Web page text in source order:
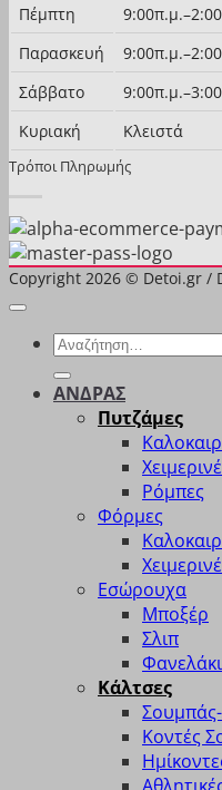
Πέμπτη
Παρασκευή
Σάββατο
Κυριακή
Κλειστά
Τρόποι Πληρωμής
Copyright 2026 © Detoi.gr /
Αναζήτηση
για:
ΑΝΔΡΑΣ
Πυτζάμες
Ρόμπες
Φόρμες
Εσώρουχα
Μποξέρ
Σλιπ
Κάλτσες
Κοντές